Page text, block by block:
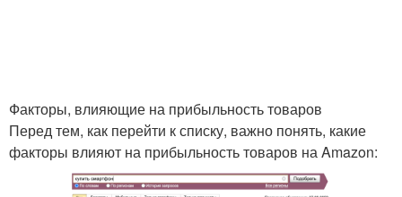
Факторы, влияющие на прибыльность товаров
Перед тем, как перейти к списку, важно понять, какие
факторы влияют на прибыльность товаров на Amazon: